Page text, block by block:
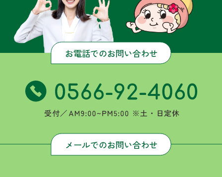
お電話でのお問い合わせ
メールでのお問い合わせ